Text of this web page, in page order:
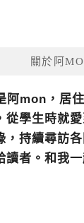
關於阿
阿mon，居
從學生時就
，持續尋訪
讀者。和我一